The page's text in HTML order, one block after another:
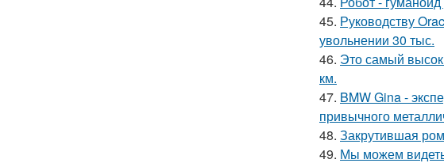
45. Руководству
увольнении 30 тыс.
46. Это самый
км.
47. BMW Gina -
привычного
48. Закрутившая
49. Мы можем